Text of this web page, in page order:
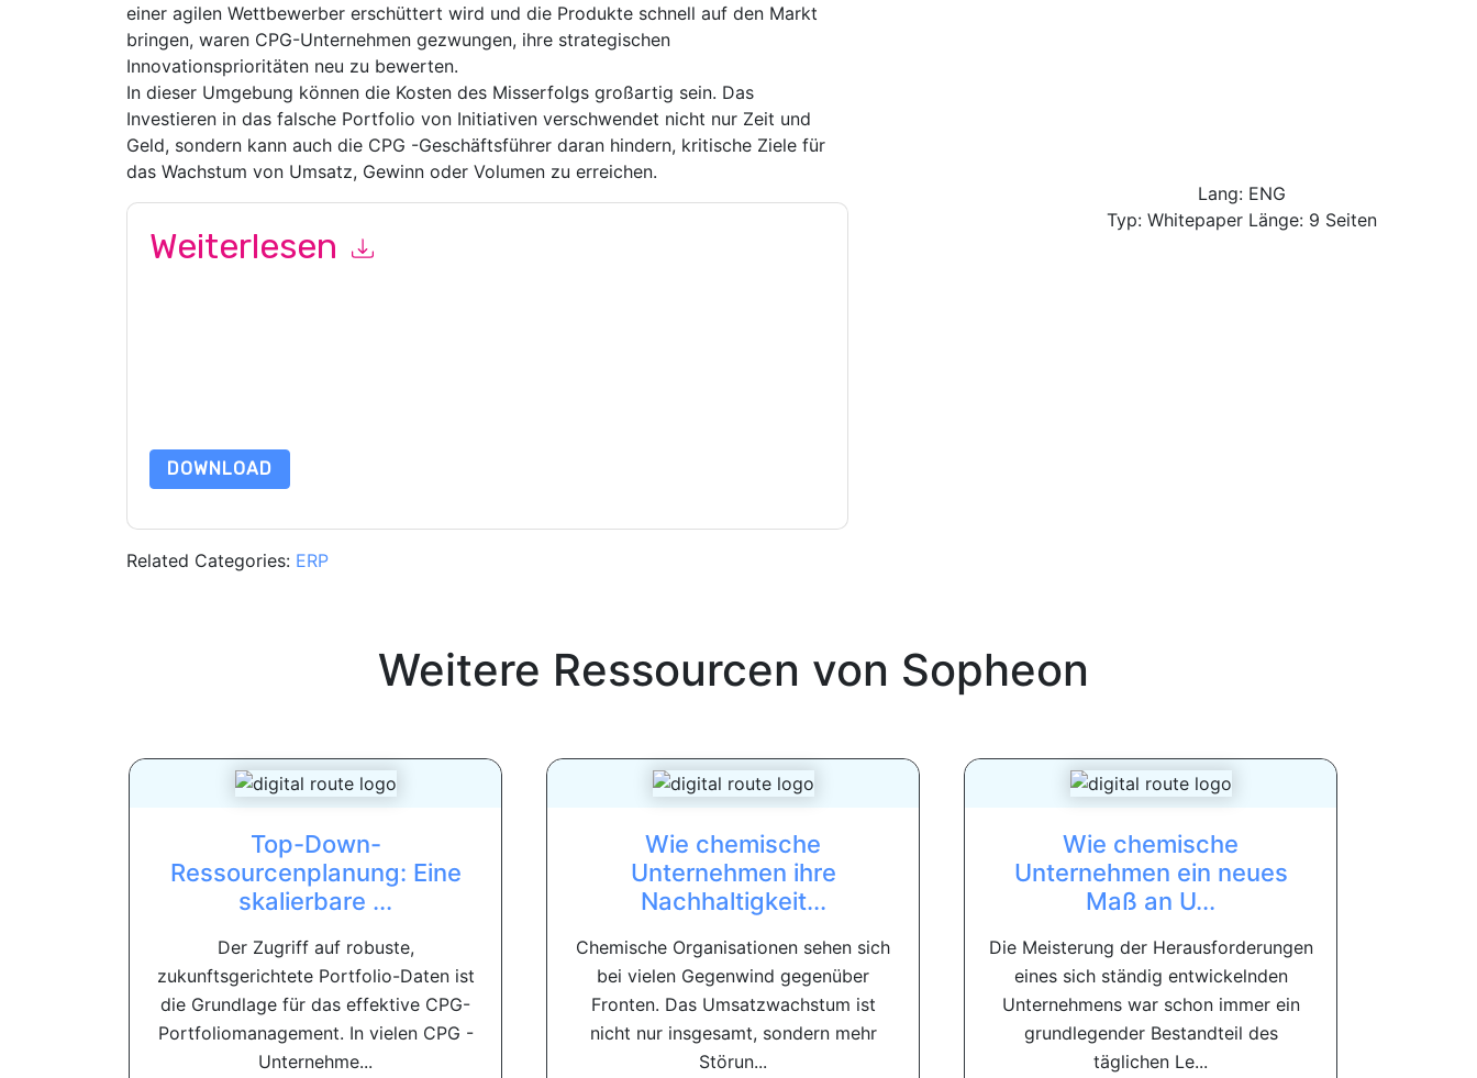
einer agilen Wettbewerber erschüttert wird und die Produkte schnell auf den Markt
bringen, waren CPG-Unternehmen gezwungen, ihre strategischen
Innovationsprioritäten neu zu bewerten.
In dieser Umgebung können die Kosten des Misserfolgs großartig sein. Das
Investieren in das falsche Portfolio von Initiativen verschwendet nicht nur Zeit und
Geld, sondern kann auch die CPG -Geschäftsführer daran hindern, kritische Ziele für
das Wachstum von Umsatz, Gewinn oder Volumen zu erreichen.
Weiterlesen
DOWNLOAD
Related Categories: ERP
Lang: ENG
Typ: Whitepaper Länge: 9 Seiten
Weitere Ressourcen von Sopheon
Top-Down-
Ressourcenplanung: Eine
skalierbare ...
Der Zugriff auf robuste,
zukunftsgerichtete Portfolio-Daten ist
die Grundlage für das effektive CPG-
Portfoliomanagement. In vielen CPG -
Unternehme...
Wie chemische
Unternehmen ihre
Nachhaltigkeit...
Chemische Organisationen sehen sich
bei vielen Gegenwind gegenüber
Fronten. Das Umsatzwachstum ist
nicht nur insgesamt, sondern mehr
Störun...
Wie chemische
Unternehmen ein neues
Maß an U...
Die Meisterung der Herausforderungen
eines sich ständig entwickelnden
Unternehmens war schon immer ein
grundlegender Bestandteil des
täglichen Le...